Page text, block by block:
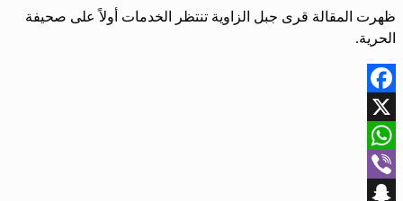
ظهرت المقالة قرى جبل الزاوية تنتظر الخدمات أولاً على صحيفة
الحرية.
Facebook
X
WhatsApp
Viber